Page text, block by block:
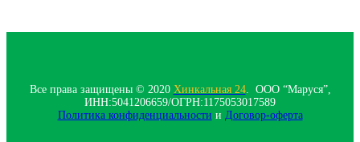
Все права защищены © 2020 Хинкальная 24. ООО “Маруся”,
ИНН:5041206659/ОГРН:1175053017589
Политика конфиденциальности‍ и Договор-оферта